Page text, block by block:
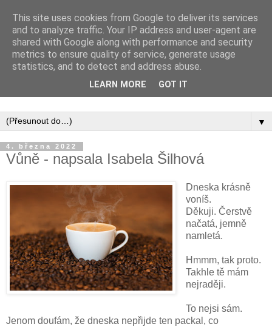
Inspirujte se tím, co píší posluchači kurzů a co se na nich
▼
4. března 2022
Vůně - napsala Isabela Šilhová
Dneska krásně
voníš.
Děkuji. Čerstvě
načatá, jemně
namletá.
Hmmm, tak proto.
Takhle tě mám
nejraději.
To nejsi sám.
Jenom doufám, že dneska nepřijde ten packal, co
This site uses cookies from Google to deliver its services
and to analyze traffic. Your IP address and user-agent are
shared with Google along with performance and security
metrics to ensure quality of service, generate usage
statistics, and to detect and address abuse.
LEARN MORE GOT IT